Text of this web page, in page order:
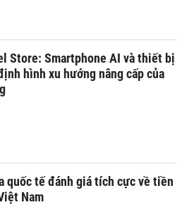
Store: Smartphone AI và thiết bị
hình xu hướng nâng cấp của
quốc tế đánh giá tích cực về tiền
Nam